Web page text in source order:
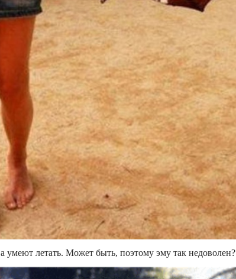
летать. Может быть, поэтому эму так недоволен?